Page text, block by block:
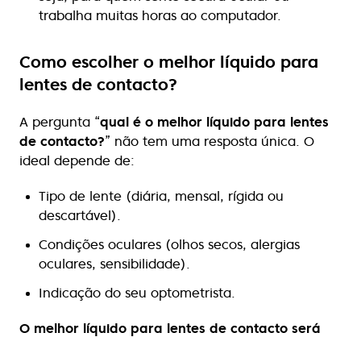
trabalha muitas horas ao computador.
Como escolher o melhor líquido para
lentes de contacto?
A pergunta “qual é o melhor líquido para lentes
de contacto?” não tem uma resposta única. O
ideal depende de:
Tipo de lente (diária, mensal, rígida ou
descartável).
Condições oculares (olhos secos, alergias
oculares, sensibilidade).
Indicação do seu optometrista.
O melhor líquido para lentes de contacto será